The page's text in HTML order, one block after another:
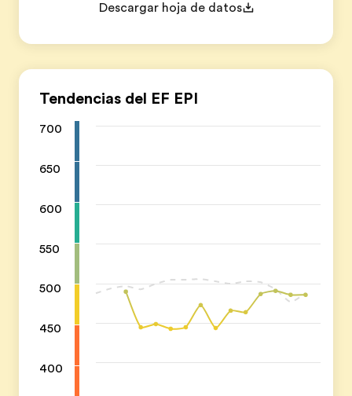
Descargar hoja de datos
Tendencias del EF EPI
700
650
600
550
500
450
400